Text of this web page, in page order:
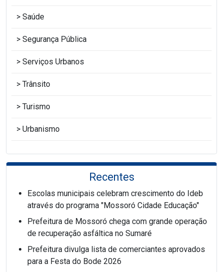
Saúde
Segurança Pública
Serviços Urbanos
Trânsito
Turismo
Urbanismo
Recentes
Escolas municipais celebram crescimento do Ideb
através do programa "Mossoró Cidade Educação"
Prefeitura de Mossoró chega com grande operação
de recuperação asfáltica no Sumaré
Prefeitura divulga lista de comerciantes aprovados
para a Festa do Bode 2026